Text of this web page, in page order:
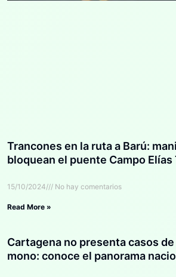
Trancones en la ruta a Barú:
bloquean el puente Campo Elías
15/10/2024 No hay comentarios
Read More »
Cartagena no presenta casos
mono: conoce el panorama